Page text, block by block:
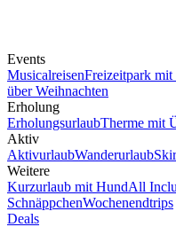
Events
MusicalreisenFreizeitpark
über Weihnachten
Erholung
ErholungsurlaubTherme mit
Aktiv
AktivurlaubWanderurlaub
Weitere
Kurzurlaub mit HundAll
SchnäppchenWochenendtrips
Deals